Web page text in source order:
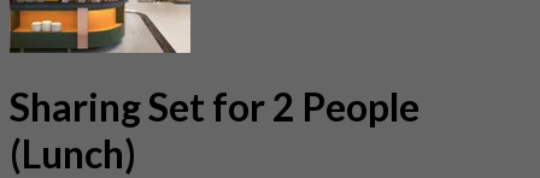
Sharing Set for 2 People
(Lunch)